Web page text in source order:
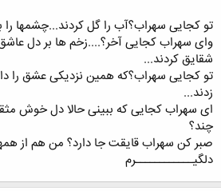
تو کجایی سهراب؟آب را گل کردند...چشمها را
وای سهراب کجایی آخر؟....زخم ها بر دل
شقایق کردند...
تو کجایی سهراب؟که همین نزدیکی عشق را
زدند...
ای سهراب کجایی که ببینی حالا دل خوش
چند؟
صبر کن سهراب قایقت جا دارد؟ من هم از
دلگیــــــــــــرم